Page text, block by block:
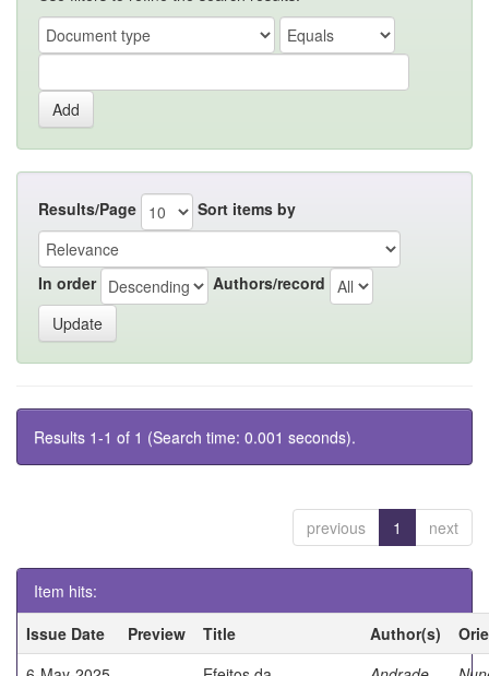
Results/Page Sort items by
In order Authors/record
Results 1-1 of 1 (Search time: 0.001 seconds).
previous 1 next
Item hits:
Issue Date
Preview Title Author(s)